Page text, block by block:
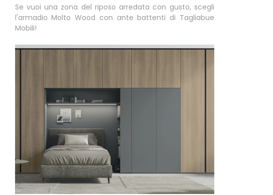
Se vuoi una zona del riposo arredata con gusto, scegli
l'armadio Molto Wood con ante battenti di Tagliabue
Mobili!